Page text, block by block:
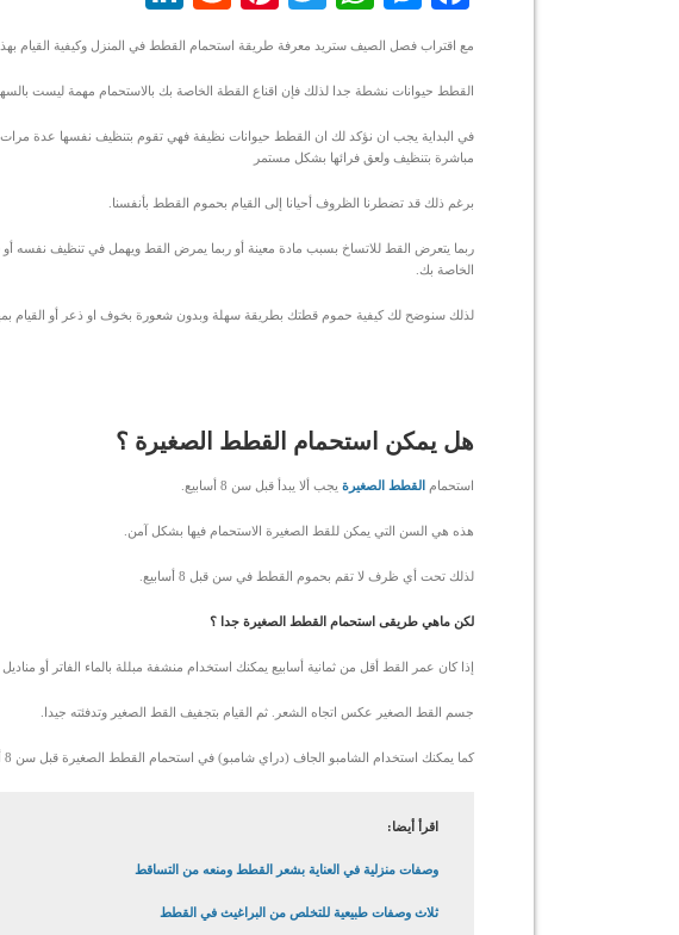
مع اقتراب فصل الصيف ستريد معرفة طريقة استحمام القطط في المنزل وكيفية القيام
القطط حيوانات نشطة جدا لذلك فإن اقناع القطة الخاصة بك بالاستحمام مهمة ليست
في البداية يجب ان نؤكد لك ان القطط حيوانات نظيفة فهي تقوم بتنظيف نفسها عدة مرات
مباشرة بتنظيف ولعق فرائها بشكل مستمر
برغم ذلك قد تضطرنا الظروف أحيانا إلى القيام بحموم القطط بأنفسنا.
ربما يتعرض القط للاتساخ بسبب مادة معينة أو ربما يمرض القط ويهمل في تنظيف نفسه
الخاصة بك.
لذلك سنوضح لك كيفية حموم قطتك بطريقة سهلة وبدون شعورة بخوف او ذعر أو القيام
هل يمكن استحمام القطط الصغيرة ؟
استحمام القطط الصغيرة يجب ألا يبدأ قبل سن 8 أسابيع.
هذه هي السن التي يمكن للقط الصغيرة الاستحمام فيها بشكل آمن.
لذلك تحت أي ظرف لا تقم بحموم القطط في سن قبل 8 أسابيع.
لكن ماهي طريقى استحمام القطط الصغيرة جدا ؟
إذا كان عمر القط أقل من ثمانية أسابيع يمكنك استخدام منشفة مبللة بالماء الفاتر أو
جسم القط الصغير عكس اتجاه الشعر. ثم القيام بتجفيف القط الصغير وتدفئته جيدا.
كما يمكنك استخدام الشامبو الجاف (دراي شامبو) في استحمام القطط الصغيرة قبل سن 8 أسابيع
اقرأ أيضا:
وصفات منزلية في العناية بشعر القطط ومنعه من التساقط
ثلاث وصفات طبيعية للتخلص من البراغيث في القطط